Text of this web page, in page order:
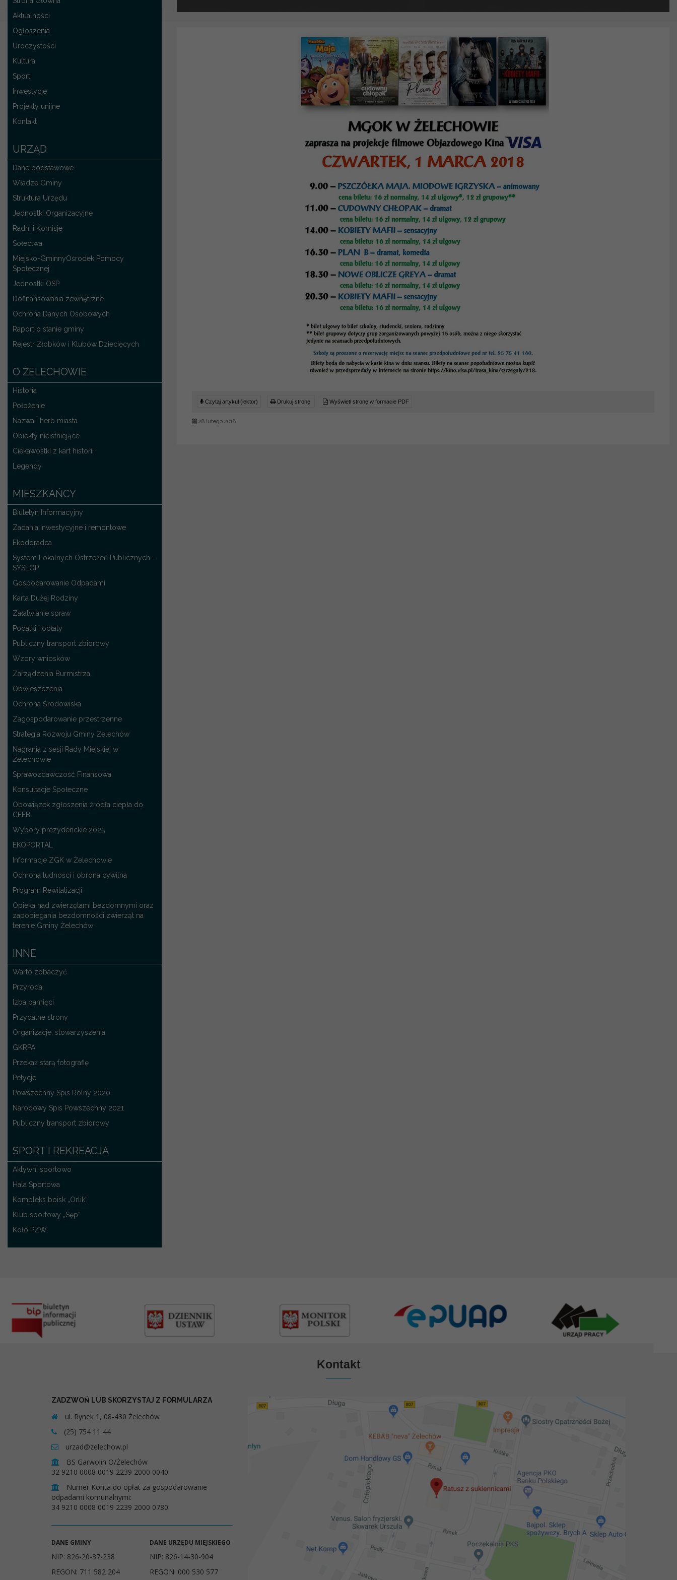
Aktualności
Ogłoszenia
Uroczystości
Kultura
Sport
Inwestycje
Projekty unijne
Kontakt
URZĄD
Dane podstawowe
Władze Gminy
Struktura Urzędu
Jednostki Organizacyjne
Radni i Komisje
Sołectwa
Miejsko-GminnyOśrodek Pomocy
Społecznej
Jednostki OSP
Dofinansowania zewnętrzne
Ochrona Danych Osobowych
Raport o stanie gminy
Rejestr Żłobków i Klubów Dziecięcych
O ŻELECHOWIE
Historia
Położenie
Nazwa i herb miasta
Obiekty nieistniejące
Ciekawostki z kart historii
Legendy
MIESZKAŃCY
Biuletyn Informacyjny
Zadania inwestycyjne i remontowe
Ekodoradca
System Lokalnych Ostrzeżeń Publicznych –
SYSLOP
Gospodarowanie Odpadami
Karta Dużej Rodziny
Załatwianie spraw
Podatki i opłaty
Publiczny transport zbiorowy
Wzory wniosków
Zarządzenia Burmistrza
Obwieszczenia
Ochrona Środowiska
Zagospodarowanie przestrzenne
Strategia Rozwoju Gminy Żelechów
Nagrania z sesji Rady Miejskiej w
Żelechowie
Sprawozdawczość Finansowa
Konsultacje Społeczne
Obowiązek zgłoszenia źródła ciepła do
CEEB
Wybory prezydenckie 2025
EKOPORTAL
Informacje ZGK w Żelechowie
Ochrona ludności i obrona cywilna
Program Rewitalizacji
Opieka nad zwierzętami bezdomnymi oraz
zapobiegania bezdomności zwierząt na
terenie Gminy Żelechów
INNE
Warto zobaczyć
Przyroda
Izba pamięci
Przydatne strony
Organizacje, stowarzyszenia
GKRPA
Przekaż starą fotografię
Petycje
Powszechny Spis Rolny 2020
Narodowy Spis Powszechny 2021
Publiczny transport zbiorowy
SPORT I REKREACJA
Aktywni sportowo
Hala Sportowa
Kompleks boisk „Orlik”
Klub sportowy „Sęp”
Koło PZW
Czytaj artykuł (lektor) Drukuj stronę Wyświetl stronę w formacie PDF
28 lutego 2018
Kontakt
ZADZWOŃ LUB SKORZYSTAJ Z FORMULARZA
ul. Rynek 1, 08-430 Żelechów
(25) 754 11 44
urzad@zelechow.pl
BS Garwolin O/Żelechów
32 9210 0008 0019 2239 2000 0040
Numer Konta do opłat za gospodarowanie
odpadami komunalnymi:
34 9210 0008 0019 2239 2000 0780
DANE GMINY
NIP: 826-20-37-238
REGON: 711 582 204
DANE URZĘDU MIEJSKIEGO
NIP: 826-14-30-904
REGON: 000 530 577